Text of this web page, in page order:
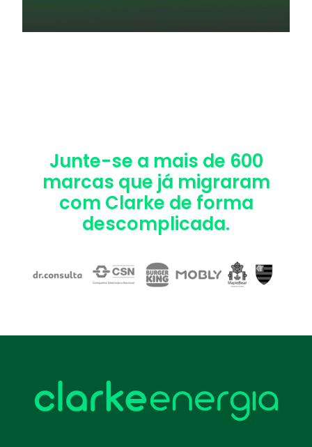
Junte-se a mais de 600
marcas que já migraram
com Clarke de forma
descomplicada.